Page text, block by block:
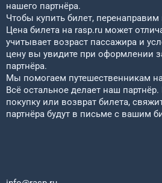
нашего партнёра.
Чтобы купить билет, перенаправим
Цена билета на rasp.ru может
учитывает возраст пассажира и
цену вы увидите при оформлении
партнёра.
Мы помогаем путешественникам
Всё остальное делает наш
покупку или возврат билета,
партнёра будут в письме с вашим